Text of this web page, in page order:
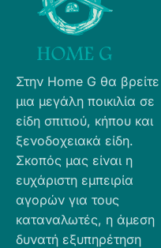
Στην Home G θα βρείτε
μια μεγάλη ποικιλία σε
είδη σπιτιού, κήπου και
ξενοδοχειακά είδη.
Σκοπός μας είναι η
ευχάριστη εμπειρία
αγορών για τους
καταναλωτές, η άμεση
δυνατή εξυπηρέτηση